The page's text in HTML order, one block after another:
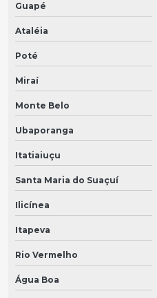
Guapé
Ataléia
Poté
Miraí
Monte Belo
Ubaporanga
Itatiaiuçu
Santa Maria do Suaçuí
Ilicínea
Itapeva
Rio Vermelho
Água Boa